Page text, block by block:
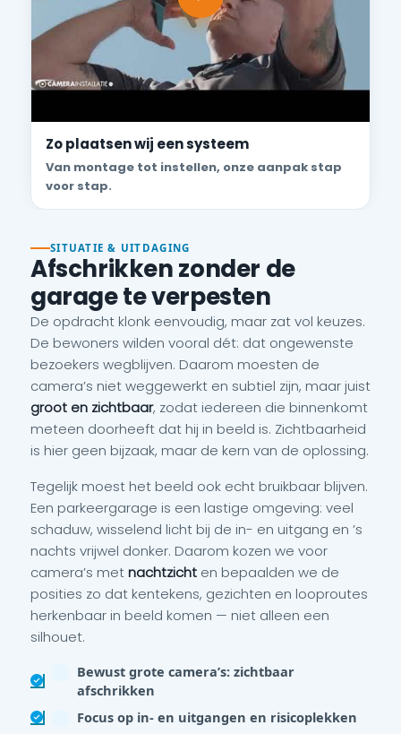
Zo plaatsen wij een systeem
Van montage tot instellen, onze aanpak stap
voor stap.
SITUATIE & UITDAGING
Afschrikken zonder de
garage te verpesten
De opdracht klonk eenvoudig, maar zat vol keuzes.
De bewoners wilden vooral dét: dat ongewenste
bezoekers wegblijven. Daarom moesten de
camera’s niet weggewerkt en subtiel zijn, maar juist
groot en zichtbaar, zodat iedereen die binnenkomt
meteen doorheeft dat hij in beeld is. Zichtbaarheid
is hier geen bijzaak, maar de kern van de oplossing.
Tegelijk moest het beeld ook echt bruikbaar blijven.
Een parkeergarage is een lastige omgeving: veel
schaduw, wisselend licht bij de in- en uitgang en ’s
nachts vrijwel donker. Daarom kozen we voor
camera’s metnachtzicht en bepaalden we de
posities zo dat kentekens, gezichten en looproutes
herkenbaar in beeld komen — niet alleen een
silhouet.
Bewust grote camera’s: zichtbaar
afschrikken
Focus op in- en uitgangen en risicoplekken